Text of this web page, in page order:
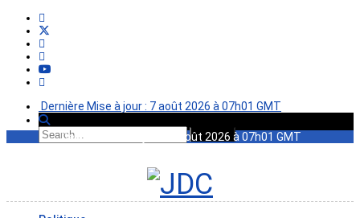
Dernière Mise à jour : 7 août 2026 à 07h01 GMT
Dernière Mise à jour : 7 août 2026 à 07h01 GMT